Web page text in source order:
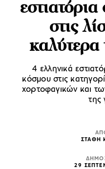
στις
4 ελληνικά
κόσμου στις
χορτοφαγικών και
της
ΣΤΑΘΗ
29